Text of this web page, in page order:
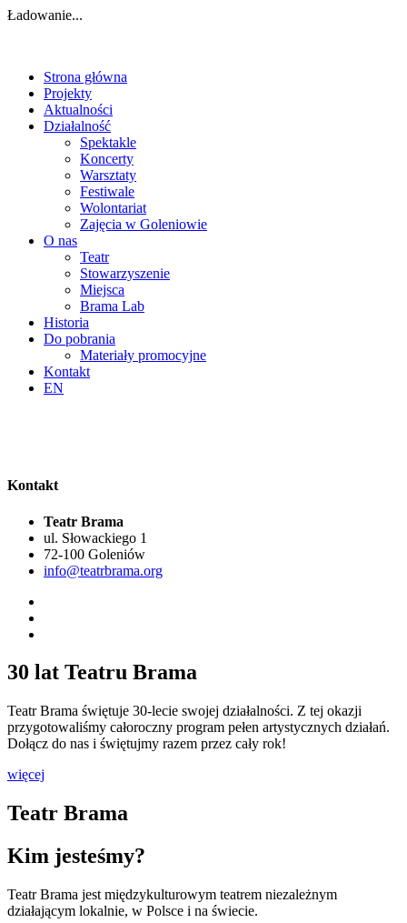
Ładowanie...
Strona główna
Projekty
Aktualności
Działalność
Spektakle
Koncerty
Warsztaty
Festiwale
Wolontariat
Zajęcia w Goleniowie
O nas
Teatr
Stowarzyszenie
Miejsca
Brama Lab
Historia
Do pobrania
Materiały promocyjne
Kontakt
EN
Kontakt
Teatr Brama
ul. Słowackiego 1
72-100 Goleniów
info@teatrbrama.org
30 lat Teatru Brama
Teatr Brama świętuje 30-lecie swojej działalności. Z tej okazji
przygotowaliśmy całoroczny program pełen artystycznych działań.
Dołącz do nas i świętujmy razem przez cały rok!
więcej
Teatr Brama
Kim jesteśmy?
Teatr Brama jest międzykulturowym teatrem niezależnym
działającym lokalnie, w Polsce i na świecie.